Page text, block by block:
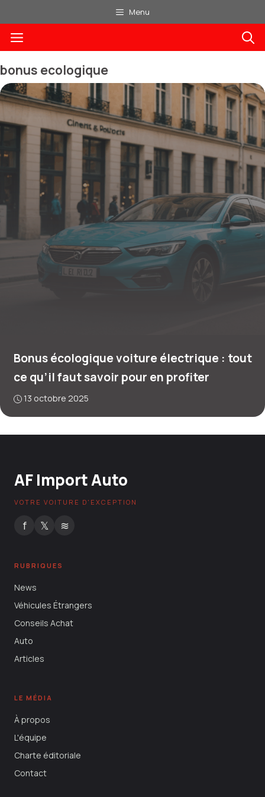
au
contenu
Menu
Menu
bonus ecologique
Bonus écologique voiture électrique : tout
ce qu’il faut savoir pour en profiter
13 octobre 2025
AF Import Auto
VOTRE VOITURE D'EXCEPTION
f 𝕏 ≋
RUBRIQUES
News
Véhicules Étrangers
Conseils Achat
Auto
Articles
LE MÉDIA
À propos
L'équipe
Charte éditoriale
Contact